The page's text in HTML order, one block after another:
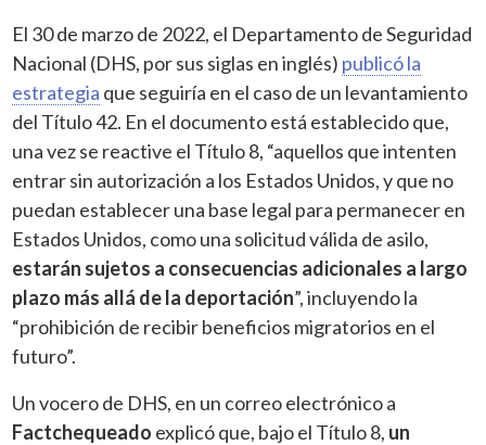
El 30 de marzo de 2022, el Departamento de Seguridad
Nacional (DHS, por sus siglas en inglés) publicó la
estrategia que seguiría en el caso de un levantamiento
del Título 42. En el documento está establecido que,
una vez se reactive el Título 8, “aquellos que intenten
entrar sin autorización a los Estados Unidos, y que no
puedan establecer una base legal para permanecer en
Estados Unidos, como una solicitud válida de asilo,
estarán sujetos a consecuencias adicionales a largo
plazo más allá de la deportación”, incluyendo la
“prohibición de recibir beneficios migratorios en el
futuro”.
Un vocero de DHS, en un correo electrónico a
Factchequeado explicó que, bajo el Título 8, un